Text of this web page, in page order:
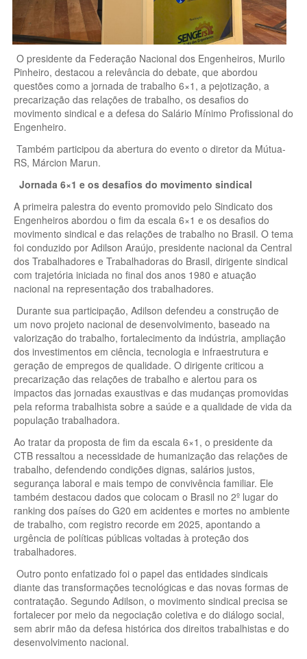
O presidente da Federação Nacional dos Engenheiros, Murilo
Pinheiro, destacou a relevância do debate, que abordou
questões como a jornada de trabalho 6×1, a pejotização, a
precarização das relações de trabalho, os desafios do
movimento sindical e a defesa do Salário Mínimo Profissional do
Engenheiro.
Também participou da abertura do evento o diretor da Mútua-
RS, Márcion Marun.
Jornada 6×1 e os desafios do movimento sindical
A primeira palestra do evento promovido pelo Sindicato dos
Engenheiros abordou o fim da escala 6×1 e os desafios do
movimento sindical e das relações de trabalho no Brasil. O tema
foi conduzido por Adilson Araújo, presidente nacional da Central
dos Trabalhadores e Trabalhadoras do Brasil, dirigente sindical
com trajetória iniciada no final dos anos 1980 e atuação
nacional na representação dos trabalhadores.
Durante sua participação, Adilson defendeu a construção de
um novo projeto nacional de desenvolvimento, baseado na
valorização do trabalho, fortalecimento da indústria, ampliação
dos investimentos em ciência, tecnologia e infraestrutura e
geração de empregos de qualidade. O dirigente criticou a
precarização das relações de trabalho e alertou para os
impactos das jornadas exaustivas e das mudanças promovidas
pela reforma trabalhista sobre a saúde e a qualidade de vida da
população trabalhadora.
Ao tratar da proposta de fim da escala 6×1, o presidente da
CTB ressaltou a necessidade de humanização das relações de
trabalho, defendendo condições dignas, salários justos,
segurança laboral e mais tempo de convivência familiar. Ele
também destacou dados que colocam o Brasil no 2º lugar do
ranking dos países do G20 em acidentes e mortes no ambiente
de trabalho, com registro recorde em 2025, apontando a
urgência de políticas públicas voltadas à proteção dos
trabalhadores.
Outro ponto enfatizado foi o papel das entidades sindicais
diante das transformações tecnológicas e das novas formas de
contratação. Segundo Adilson, o movimento sindical precisa se
fortalecer por meio da negociação coletiva e do diálogo social,
sem abrir mão da defesa histórica dos direitos trabalhistas e do
desenvolvimento nacional.